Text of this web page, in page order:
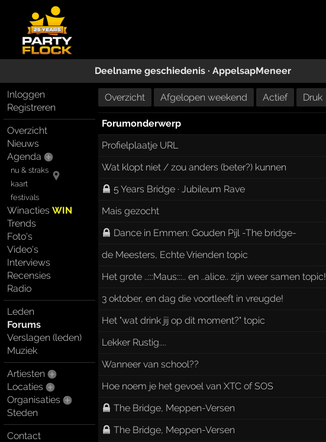
Deelname geschiedenis · AppelsapMeneer
Inloggen
Registreren
Overzicht
Nieuws
Agenda
nu & straks
kaart
festivals
WinactiesWIN
Trends
Foto's
Video's
Interviews
Recensies
Radio
Leden
Forums
Verslagen (leden)
Muziek
Artiesten
Locaties
Organisaties
Steden
Contact
Overzicht Afgelopen weekend Actief Druk
Forumonderwerp
Profielplaatje URL
Wat klopt niet / zou anders (beter?) kunnen
5 Years Bridge · Jubileum Rave
Mais gezocht
Dance in Emmen: Gouden Pijl -The bridge-
de Meesters, Echte Vrienden topic
Het grote ..:::Maus:::.. en ..alice.. zijn weer samen topic!
3 oktober, en dag die voortleeft in vreugde!
Het "wat drink jij op dit moment?" topic
Lekker Rustig....
Wanneer van school??
Hoe noem je het gevoel van XTC of SOS
The Bridge, Meppen-Versen
The Bridge, Meppen-Versen